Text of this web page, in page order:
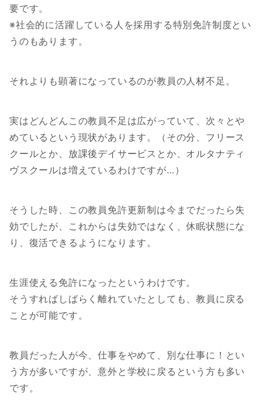
要です。
※社会的に活躍している人を採用する特別免許制度とい
うのもあります。
それよりも顕著になっているのが教員の人材不足。
実はどんどんこの教員不足は広がっていて、次々とや
めているという現状があります。（その分、フリース
クールとか、放課後デイサービスとか、オルタナティ
ヴスクールは増えているわけですが…）
そうした時、この教員免許更新制は今までだったら失
効でしたが、これからは失効ではなく、休眠状態にな
り、復活できるようになります。
生涯使える免許になったというわけです。
そうすればしばらく離れていたとしても、教員に戻る
ことが可能です。
教員だった人が今、仕事をやめて、別な仕事に！とい
う方が多いですが、意外と学校に戻るという方も多い
です。